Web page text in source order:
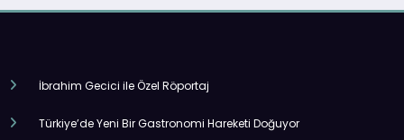
İbrahim Gecici ile Özel Röportaj
Türkiye’de Yeni Bir Gastronomi Hareketi Doğuyor